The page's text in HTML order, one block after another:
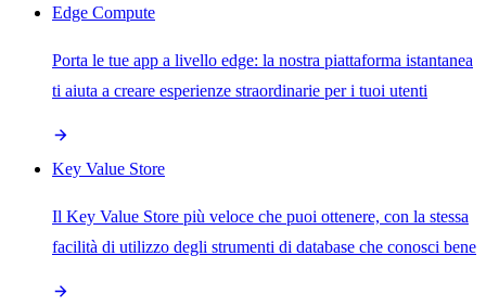
Edge Compute
Porta le tue app a livello edge: la nostra piattaforma istantanea
ti aiuta a creare esperienze straordinarie per i tuoi utenti
Key Value Store
Il Key Value Store più veloce che puoi ottenere, con la stessa
facilità di utilizzo degli strumenti di database che conosci bene